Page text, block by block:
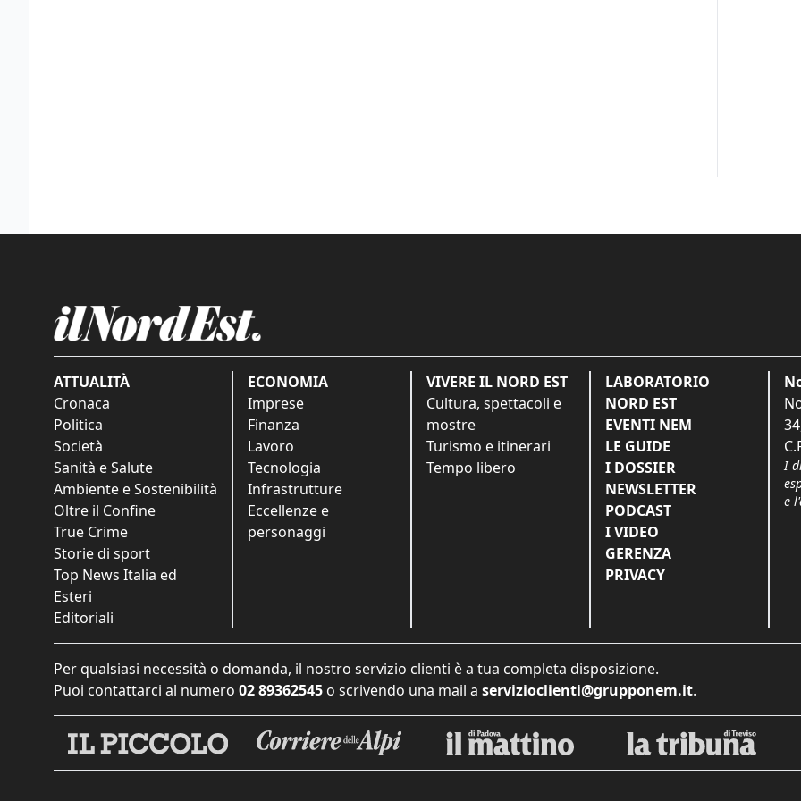
ATTUALITÀ
Cronaca
Politica
Società
Sanità e Salute
Ambiente e Sostenibilità
Oltre il Confine
True Crime
Storie di sport
Top News Italia ed
Esteri
Editoriali
ECONOMIA
Imprese
Finanza
Lavoro
Tecnologia
Infrastrutture
Eccellenze e
personaggi
VIVERE IL NORD EST
Cultura, spettacoli e
mostre
Turismo e itinerari
Tempo libero
LABORATORIO
NORD EST
EVENTI NEM
LE GUIDE
I DOSSIER
NEWSLETTER
PODCAST
I VIDEO
GERENZA
PRIVACY
I
e
Per qualsiasi necessità o domanda, il nostro servizio clienti è a tua completa disposizione.
Puoi contattarci al numero 02 89362545 o scrivendo una mail a servizioclienti@grupponem.it.